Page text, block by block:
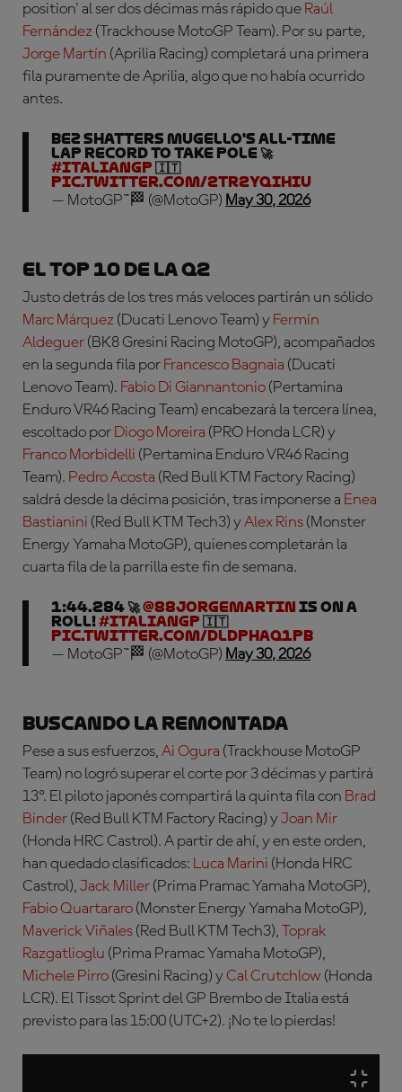
position' al ser dos décimas más rápido que Raúl
Fernández (Trackhouse MotoGP Team). Por su parte,
Jorge Martín (Aprilia Racing) completará una primera
fila puramente de Aprilia, algo que no había ocurrido
antes.
Bez shatters Mugello's all-time
lap record to take POLE 🚀
#ItalianGP 🇮🇹
pic.twitter.com/2Tr2YQIHiU
— MotoGP™🏁 (@MotoGP) May 30, 2026
El Top 10 de la Q2
Justo detrás de los tres más veloces partirán un sólido
Marc Márquez (Ducati Lenovo Team) y Fermín
Aldeguer (BK8 Gresini Racing MotoGP), acompañados
en la segunda fila por Francesco Bagnaia (Ducati
Lenovo Team). Fabio Di Giannantonio (Pertamina
Enduro VR46 Racing Team) encabezará la tercera línea,
escoltado por Diogo Moreira (PRO Honda LCR) y
Franco Morbidelli (Pertamina Enduro VR46 Racing
Team). Pedro Acosta (Red Bull KTM Factory Racing)
saldrá desde la décima posición, tras imponerse a Enea
Bastianini (Red Bull KTM Tech3) yAlex Rins (Monster
Energy Yamaha MotoGP), quienes completarán la
cuarta fila de la parrilla este fin de semana.
1:44.284 🚀@88jorgemartin is on a
roll!#ItalianGP 🇮🇹
pic.twitter.com/DLDpHAQ1pb
— MotoGP™🏁 (@MotoGP) May 30, 2026
Buscando la remontada
Pese a sus esfuerzos, Ai Ogura (Trackhouse MotoGP
Team) no logró superar el corte por 3 décimas y partirá
13º. El piloto japonés compartirá la quinta fila con Brad
Binder (Red Bull KTM Factory Racing) yJoan Mir
(Honda HRC Castrol). A partir de ahí, y en este orden,
han quedado clasificados: Luca Marini (Honda HRC
Castrol), Jack Miller (Prima Pramac Yamaha MotoGP),
Fabio Quartararo (Monster Energy Yamaha MotoGP),
Maverick Viñales (Red Bull KTM Tech3), Toprak
Razgatlioglu (Prima Pramac Yamaha MotoGP),
Michele Pirro (Gresini Racing) y Cal Crutchlow (Honda
LCR). El Tissot Sprint del GP Brembo de Italia está
previsto para las 15:00 (UTC+2). ¡No te lo pierdas!